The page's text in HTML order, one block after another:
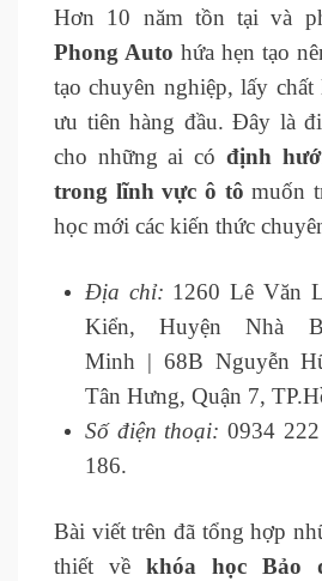
Hơn 10 năm tồn tại và
Phong Auto hứa hẹn tạo
tạo chuyên nghiệp, lấy
ưu tiên hàng đầu. Đây là
cho những ai có định
trong lĩnh vực ô tô muốn
học mới các kiến thức
Địa chỉ: 1260 Lê Văn
Kiển, Huyện Nhà
Minh | 68B Nguyễn
Tân Hưng, Quận 7,
Số điện thoại: 0934
186.
Bài viết trên đã tổng hợp
thiết về khóa học Bảo